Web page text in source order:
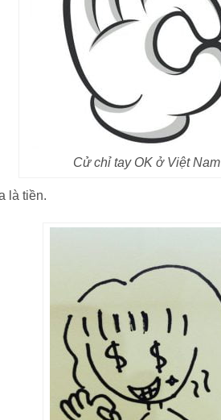
Cử chỉ tay OK ở Việt Nam
là tiền.